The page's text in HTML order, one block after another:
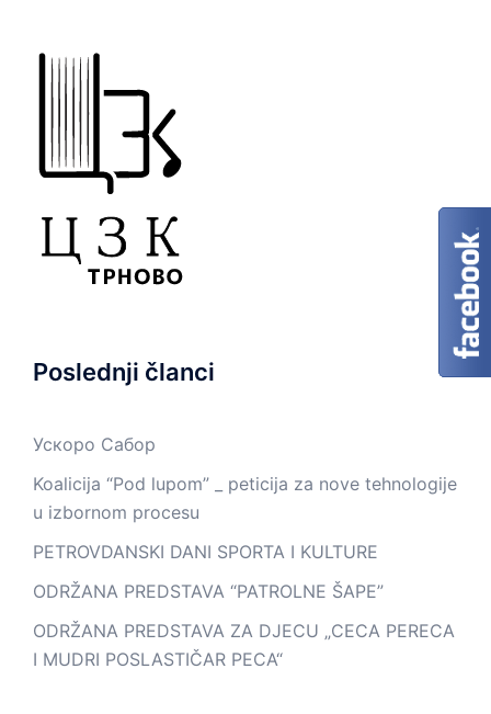
Poslednji članci
Ускоро Сабор
Koalicija “Pod lupom” _ peticija za nove tehnologije
u izbornom procesu
PETROVDANSKI DANI SPORTA I KULTURE
ODRŽANA PREDSTAVA “PATROLNE ŠAPE”
ODRŽANA PREDSTAVA ZA DJECU „CECA PERECA
I MUDRI POSLASTIČAR PECA“